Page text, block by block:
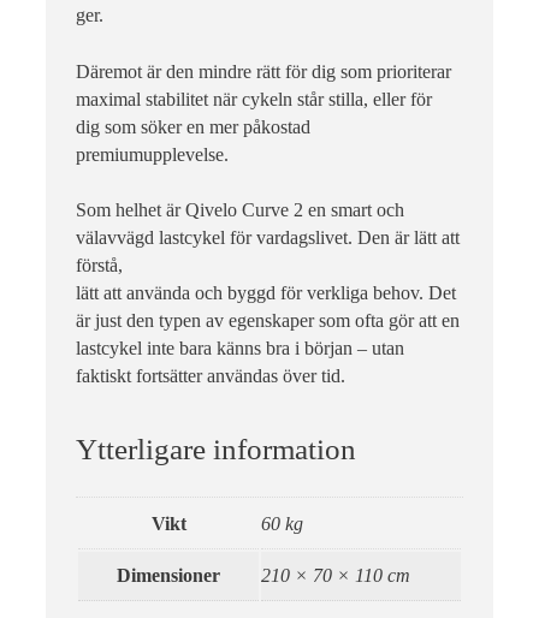
ger.
Däremot är den mindre rätt för dig som prioriterar
maximal stabilitet när cykeln står stilla, eller för
dig som söker en mer påkostad
premiumupplevelse.
Som helhet är Qivelo Curve 2 en smart och
välavvägd lastcykel för vardagslivet. Den är lätt att
förstå,
lätt att använda och byggd för verkliga behov. Det
är just den typen av egenskaper som ofta gör att en
lastcykel inte bara känns bra i början – utan
faktiskt fortsätter användas över tid.
Ytterligare information
Vikt 60 kg
Dimensioner 210 × 70 × 110 cm